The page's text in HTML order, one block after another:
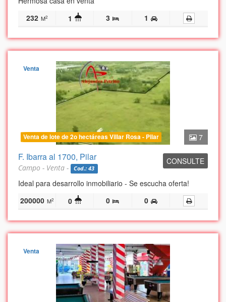
232 M2 1 3 1
7
Venta
Venta de lote de 2o hectáreas Villar Rosa - Pilar
CONSULTE
F. Ibarra al 1700, Pilar
Campo - Venta - Cod.: 43
Ideal para desarrollo inmobiliario - Se escucha oferta!
200000 M2 0 0 0
Venta